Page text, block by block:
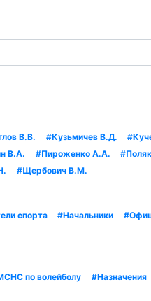
В.В. #Кузьмичев В.Д.
В.А. #Пироженко А.А.
#Щербович В.М.
спорта #Начальники
по волейболу #Назначения